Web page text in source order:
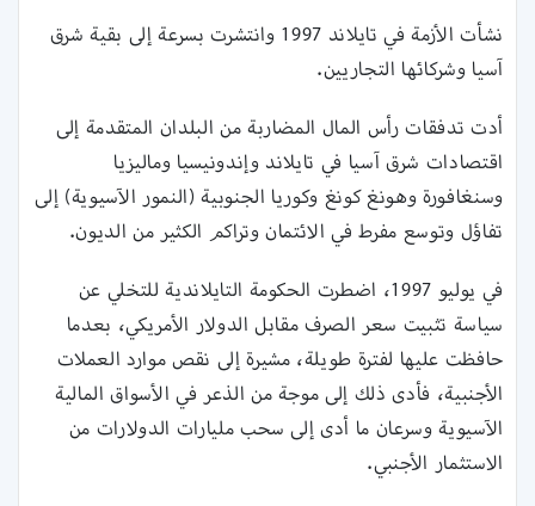
نشأت الأزمة في تايلاند 1997 وانتشرت بسرعة إلى بقية شرق
آسيا وشركائها التجاريين.
أدت تدفقات رأس المال المضاربة من البلدان المتقدمة إلى
اقتصادات شرق آسيا في تايلاند وإندونيسيا وماليزيا
وسنغافورة وهونغ كونغ وكوريا الجنوبية (النمور الآسيوية) إلى
تفاؤل وتوسع مفرط في الائتمان وتراكم الكثير من الديون.
في يوليو 1997، اضطرت الحكومة التايلاندية للتخلي عن
سياسة تثبيت سعر الصرف مقابل الدولار الأمريكي، بعدما
حافظت عليها لفترة طويلة، مشيرة إلى نقص موارد العملات
الأجنبية، فأدى ذلك إلى موجة من الذعر في الأسواق المالية
الآسيوية وسرعان ما أدى إلى سحب مليارات الدولارات من
الاستثمار الأجنبي.